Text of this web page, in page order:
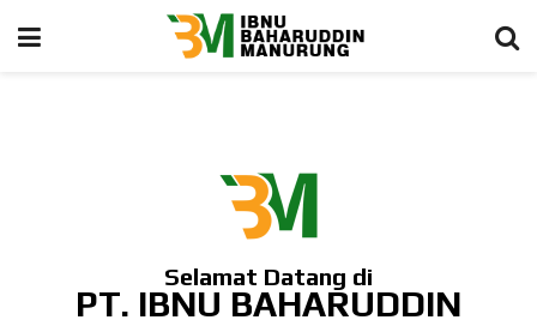
Selamat Datang di
PT. IBNU BAHARUDDIN